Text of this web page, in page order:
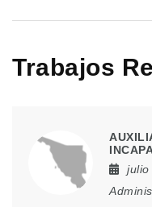
Trabajos
julio